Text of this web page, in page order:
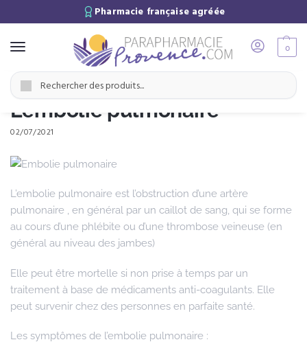
Pharmacie française agréée
0
/ Santé & prévention / L’embolie pulmonaire
L’embolie pulmonaire
02/07/2021
L’embolie pulmonaire est l’obstruction d’une artère
pulmonaire , en général par un caillot de sang, qui se forme
au cours d’une phlébite ou d’une thrombose veineuse (en
général au niveau des jambes)
Elle peut être mortelle si non prise à temps par un
traitement à base de médicaments anti-coagulants. Elle
peut survenir chez des personnes en parfaite santé.
Les symptômes de l’embolie pulmonaire :